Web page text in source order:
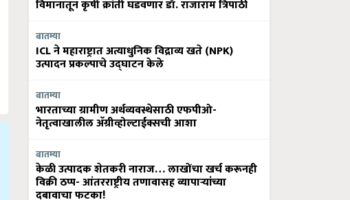
विमानातून कृषी क्रांती घडवणार डॉ. राजाराम त्रिपाठी
बातम्या
ICL ने महाराष्ट्रात अत्याधुनिक विद्राव्य खते (NPK)
उत्पादन प्रकल्पाचे उद्घाटन केले
बातम्या
भारताच्या ग्रामीण अर्थव्यवस्थेसाठी एफपीओ-
नेतृत्वाखालील अ‍ॅग्रीव्होल्टाईक्सची आशा
बातम्या
केळी उत्पादक शेतकरी नाराज… लाखोंचा खर्च करूनही
विक्री ठप्प- आंतरराष्ट्रीय तणावासह व्यापाऱ्यांच्या
दबावाचा फटका!